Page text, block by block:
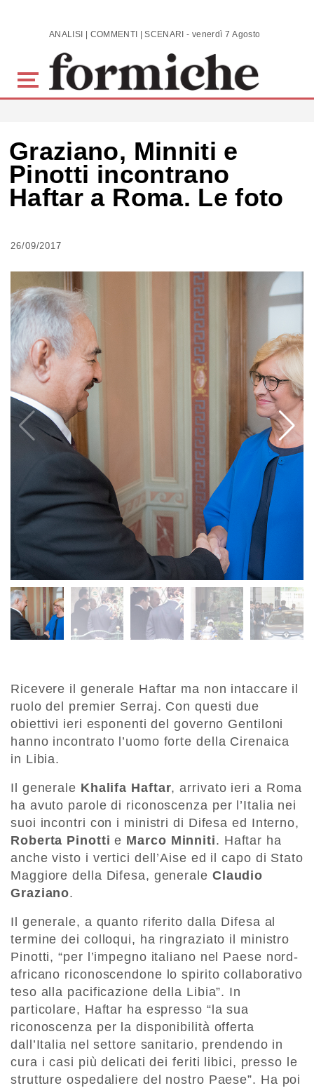
Skip to main content ANALISI | COMMENTI | SCENARI - venerdì 7 Agosto 2026
Graziano, Minniti e
Pinotti incontrano
Haftar a Roma. Le foto
26/09/2017
Ricevere il generale Haftar ma non intaccare il
ruolo del premier Serraj. Con questi due
obiettivi ieri esponenti del governo Gentiloni
hanno incontrato l’uomo forte della Cirenaica
in Libia.
Il generale Khalifa Haftar, arrivato ieri a Roma
ha avuto parole di riconoscenza per l’Italia nei
suoi incontri con i ministri di Difesa ed Interno,
Roberta Pinotti e Marco Minniti. Haftar ha
anche visto i vertici dell’Aise ed il capo di Stato
Maggiore della Difesa, generale Claudio
Graziano.
Il generale, a quanto riferito dalla Difesa al
termine dei colloqui, ha ringraziato il ministro
Pinotti, “per l’impegno italiano nel Paese nord-
africano riconoscendone lo spirito collaborativo
teso alla pacificazione della Libia”. In
particolare, Haftar ha espresso “la sua
riconoscenza per la disponibilità offerta
dall’Italia nel settore sanitario, prendendo in
cura i casi più delicati dei feriti libici, presso le
strutture ospedaliere del nostro Paese”. Ha poi